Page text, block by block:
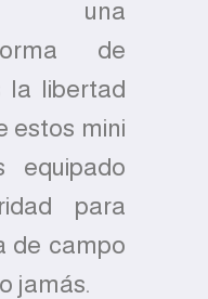
una
de
la libertad
estos mini
equipado
para
de campo
jamás.